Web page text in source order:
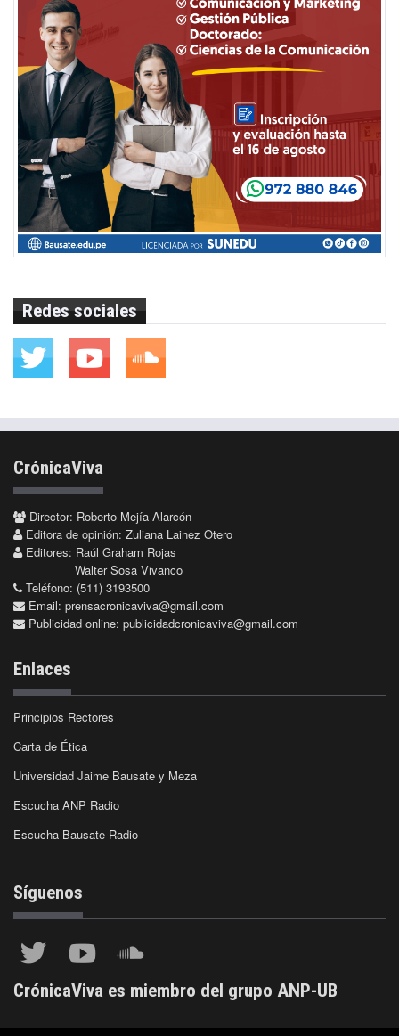
Redes sociales
CrónicaViva
Director: Roberto Mejía Alarcón
Editora de opinión: Zuliana Lainez Otero
Editores: Raúl Graham Rojas
Walter Sosa Vivanco
Teléfono: (511) 3193500
Email: prensacronicaviva@gmail.com
Publicidad online: publicidadcronicaviva@gmail.com
Enlaces
Principios Rectores
Carta de Ética
Universidad Jaime Bausate y Meza
Escucha ANP Radio
Escucha Bausate Radio
Síguenos
CrónicaViva es miembro del grupo ANP-UB